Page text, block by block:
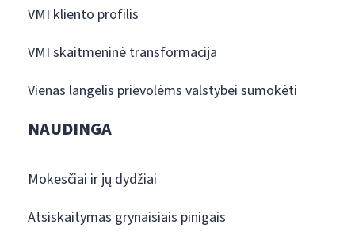
VMI kliento profilis
VMI skaitmeninė transformacija
Vienas langelis prievolėms valstybei sumokėti
NAUDINGA
Mokesčiai ir jų dydžiai
Atsiskaitymas grynaisiais pinigais